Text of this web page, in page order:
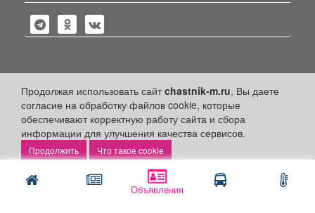
Объявления
Продолжая использовать сайтchastnik-m.ru, Вы даете
согласие на обработку файлов cookie, которые
обеспечивают корректную работу сайта и сбора
информации для улучшения качества сервисов.
Что такое cookie
Политика конфиденциальности
Публикации с пометкой «Реклама», «На правах рекламы»,
«Партнёрский проект» оплачены рекламодателем.
Редакция сайта не несет ответственности за достоверность
объявлениях.
+16 © 2006-2026 ООО "Частник-М"